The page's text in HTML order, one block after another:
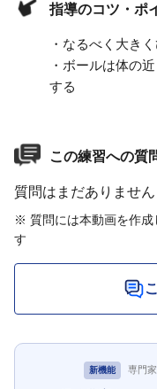
指導のコツ・ポ
・なるべく大き
・ボールは体の
する
この練習への質
質問はまだありません
※ 質問には本動画を作成
す
新機能 専門